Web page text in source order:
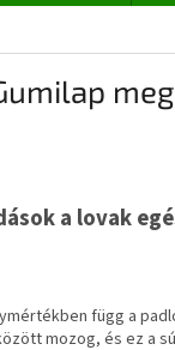
a lovak
függ a
mozog, és ez a